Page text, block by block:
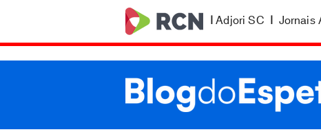
|Adjori SC | Jornais